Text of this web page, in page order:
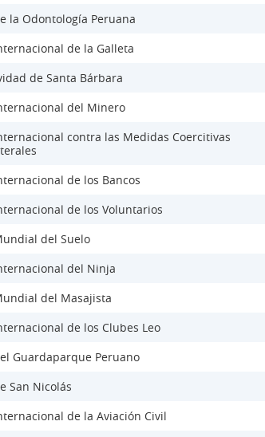
la Odontología Peruana
de la Galleta
de Santa Bárbara
del Minero
contra las Medidas Coercitivas
de los Bancos
de los Voluntarios
del Suelo
del Ninja
del Masajista
de los Clubes Leo
Guardaparque Peruano
San Nicolás
de la Aviación Civil